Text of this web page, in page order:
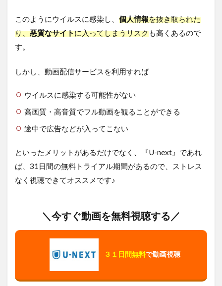
このようにウイルスに感染し、 個人情報を抜き取られた
り、悪質なサイトに入ってしまうリスクも高くあるので
す。
しかし、動画配信サービスを利用すれば
ウイルスに感染する可能性がない
高画質・高音質でフル動画を観ることができる
途中で広告などが入ってこない
といったメリットがあるだけでなく、『U-next』であれ
ば、31日間の無料トライアル期間があるので、ストレス
なく視聴できてオススメです♪
＼今すぐ動画を無料視聴する／
３１日間無料で動画視聴